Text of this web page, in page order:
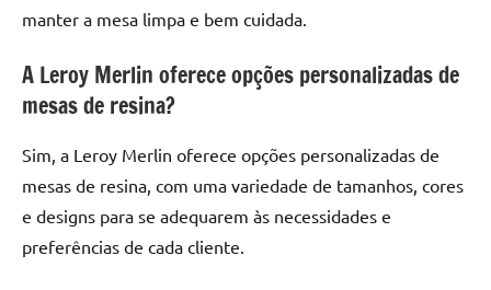
manter a mesa limpa e bem cuidada.
A Leroy Merlin oferece opções personalizadas de
mesas de resina?
Sim, a Leroy Merlin oferece opções personalizadas de
mesas de resina, com uma variedade de tamanhos, cores
e designs para se adequarem às necessidades e
preferências de cada cliente.